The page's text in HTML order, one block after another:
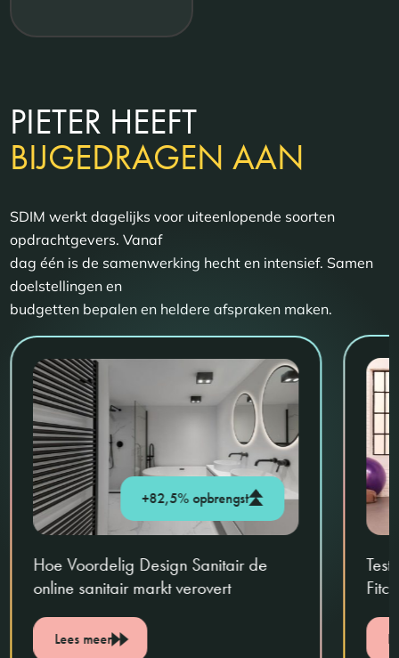
PIETER HEEFT
BIJGEDRAGEN AAN
SDIM werkt dagelijks voor uiteenlopende soorten
opdrachtgevers. Vanaf
dag één is de samenwerking hecht en intensief. Samen
doelstellingen en
budgetten bepalen en heldere afspraken maken.
+82,5% opbrengst
Hoe Voordelig Design Sanitair de
online sanitair markt verovert
Lees meer